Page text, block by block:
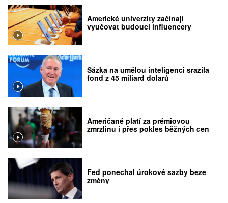
Americké univerzity začínají
vyučovat budoucí influencery
Sázka na umělou inteligenci srazila
fond z 45 miliard dolarů
Američané platí za prémiovou
zmrzlinu i přes pokles běžných cen
Fed ponechal úrokové sazby beze
změny